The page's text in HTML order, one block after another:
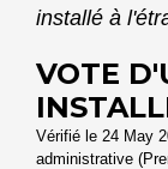
installé à
VOTE
Vérifié le 24 May
administrative